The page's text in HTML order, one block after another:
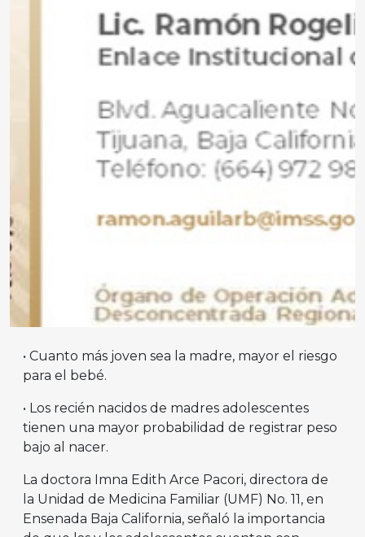
• Cuanto más joven sea la madre, mayor el riesgo
para el bebé.
• Los recién nacidos de madres adolescentes
tienen una mayor probabilidad de registrar peso
bajo al nacer.
La doctora Imna Edith Arce Pacori, directora de
la Unidad de Medicina Familiar (UMF) No. 11, en
Ensenada Baja California, señaló la importancia